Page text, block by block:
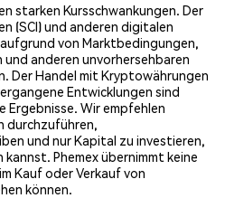
starken Kursschwankungen. Der
(SCI) und anderen digitalen
von Marktbedingungen,
anderen unvorhersehbaren
Der Handel mit Kryptowährungen
Entwicklungen sind
Ergebnisse. Wir empfehlen
durchzuführen,
und nur Kapital zu investieren,
Phemex übernimmt keine
Kauf oder Verkauf von
können.